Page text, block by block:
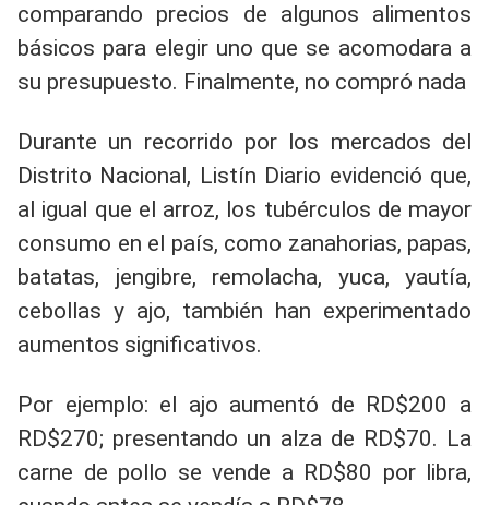
comparando precios de algunos alimentos
básicos para elegir uno que se acomodara a
su presupuesto. Finalmente, no compró nada
Durante un recorrido por los mercados del
Distrito Nacional, Listín Diario evidenció que,
al igual que el arroz, los tubérculos de mayor
consumo en el país, como zanahorias, papas,
batatas, jengibre, remolacha, yuca, yautía,
cebollas y ajo, también han experimentado
aumentos significativos.
Por ejemplo: el ajo aumentó de RD$200 a
RD$270; presentando un alza de RD$70. La
carne de pollo se vende a RD$80 por libra,